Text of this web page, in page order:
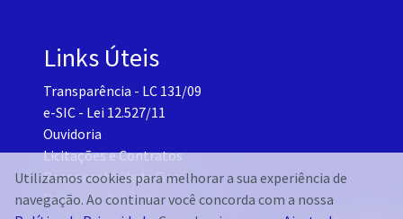
Links Úteis
Transparência - LC 131/09
e-SIC - Lei 12.527/11
Ouvidoria
Licitações e Contratos
Responsabilidade Fiscal
Portal do TCM-CE
Utilizamos cookies para melhorar a sua experiência de
navegação. Ao continuar você concorda com a nossa